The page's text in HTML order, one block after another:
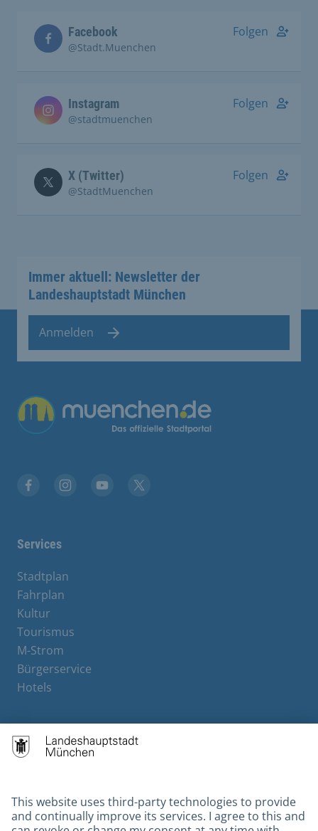
Facebook
@Stadt.Muenchen
Folgen
Instagram
@stadtmuenchen
Folgen
X (Twitter)
@StadtMuenchen
Folgen
Immer aktuell: Newsletter der
Landeshauptstadt München
Anmelden
Übergreifende Links
Services
Stadtplan
Fahrplan
Kultur
Tourismus
M-Strom
Bürgerservice
Hotels
Contact
Gebärdensprache
Datenschutz